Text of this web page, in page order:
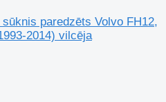
paredzēts Volvo FH12,
2014) vilcēja